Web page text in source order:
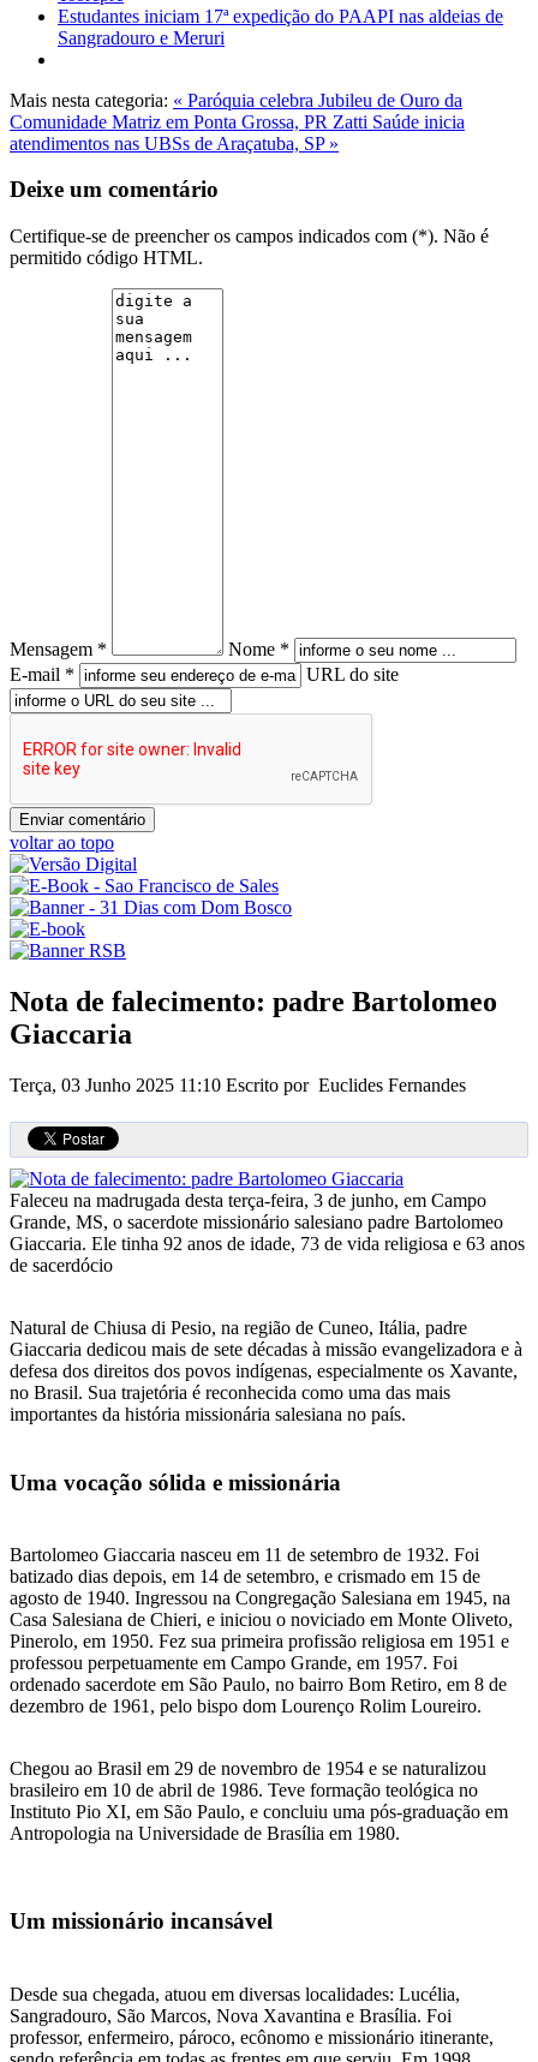
Estudantes iniciam 17ª expedição do PAAPI nas aldeias de
Sangradouro e Meruri
Mais nesta categoria: « Paróquia celebra Jubileu de Ouro da
Comunidade Matriz em Ponta Grossa, PR Zatti Saúde inicia
atendimentos nas UBSs de Araçatuba, SP »
Deixe um comentário
Certifique-se de preencher os campos indicados com (*). Não é
permitido código HTML.
Mensagem *
Nome *
E-mail *
URL do site
voltar ao topo
Nota de falecimento: padre Bartolomeo
Giaccaria
Terça, 03 Junho 2025 11:10 Escrito por Euclides Fernandes
Faleceu na madrugada desta terça-feira, 3 de junho, em Campo
Grande, MS, o sacerdote missionário salesiano padre Bartolomeo
Giaccaria. Ele tinha 92 anos de idade, 73 de vida religiosa e 63 anos
de sacerdócio
Natural de Chiusa di Pesio, na região de Cuneo, Itália, padre
Giaccaria dedicou mais de sete décadas à missão evangelizadora e à
defesa dos direitos dos povos indígenas, especialmente os Xavante,
no Brasil. Sua trajetória é reconhecida como uma das mais
importantes da história missionária salesiana no país.
Uma vocação sólida e missionária
Bartolomeo Giaccaria nasceu em 11 de setembro de 1932. Foi
batizado dias depois, em 14 de setembro, e crismado em 15 de
agosto de 1940. Ingressou na Congregação Salesiana em 1945, na
Casa Salesiana de Chieri, e iniciou o noviciado em Monte Oliveto,
Pinerolo, em 1950. Fez sua primeira profissão religiosa em 1951 e
professou perpetuamente em Campo Grande, em 1957. Foi
ordenado sacerdote em São Paulo, no bairro Bom Retiro, em 8 de
dezembro de 1961, pelo bispo dom Lourenço Rolim Loureiro.
Chegou ao Brasil em 29 de novembro de 1954 e se naturalizou
brasileiro em 10 de abril de 1986. Teve formação teológica no
Instituto Pio XI, em São Paulo, e concluiu uma pós-graduação em
Antropologia na Universidade de Brasília em 1980.
Um missionário incansável
Desde sua chegada, atuou em diversas localidades: Lucélia,
Sangradouro, São Marcos, Nova Xavantina e Brasília. Foi
professor, enfermeiro, pároco, ecônomo e missionário itinerante,